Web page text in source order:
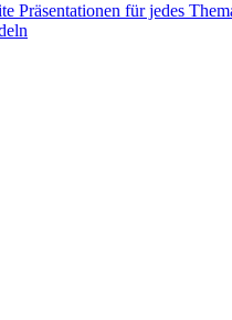
Präsentationen für jedes